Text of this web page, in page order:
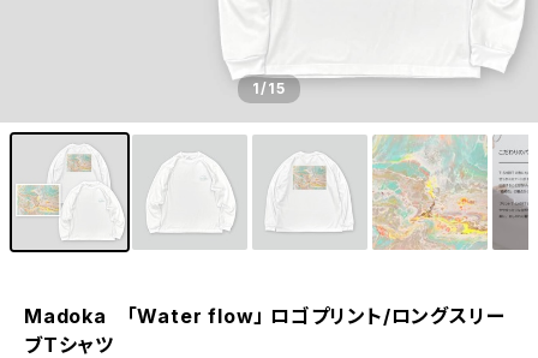
1/15
Madoka 「Water flow」 ロゴプリント/ロングスリー
ブTシャツ